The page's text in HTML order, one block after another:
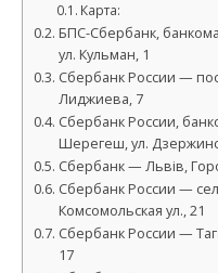
Карта:
БПС-Сбербанк,
ул. Кульман, 1
Сбербанк России —
Лиджиева, 7
Сбербанк России,
Шерегеш, ул.
Сбербанк — Львів,
Сбербанк России —
Комсомольская ул., 21
Сбербанк России —
17